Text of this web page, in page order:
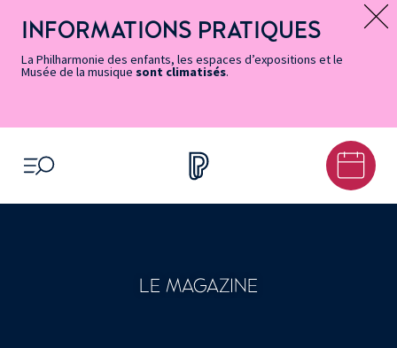
page
Accessibilité
accès
rapides
principal
contenu
principal
page
Message d’information
INFORMATIONS PRATIQUES
La Philharmonie des enfants, les espaces d’expositions et le
Musée de la musique sont climatisés.
OUVRIR LE MENU
LE MAGAZINE